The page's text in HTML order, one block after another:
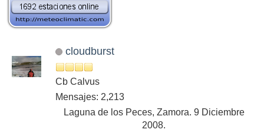
cloudburst
Cb Calvus
Mensajes: 2,213
Laguna de los Peces, Zamora. 9 Diciembre
2008.